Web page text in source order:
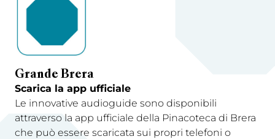
Grande Brera
Scarica la app ufficiale
Le innovative audioguide sono disponibili
attraverso la app ufficiale della Pinacoteca di Brera
che può essere scaricata sui propri telefoni o